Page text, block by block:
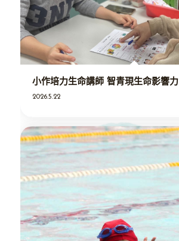
小作培力生命講師 智青現生命影響力
2026.5.22